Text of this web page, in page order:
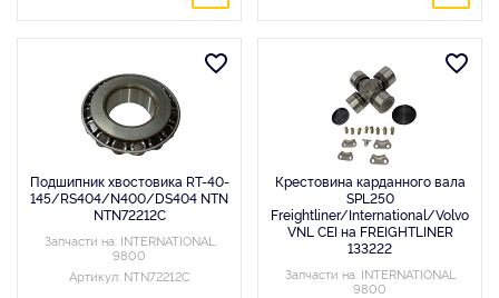
Подшипник хвостовика RT-40-
145/RS404/N400/DS404 NTN
NTN72212C
Запчасти на: INTERNATIONAL
9800
Артикул: NTN72212C
Крестовина карданного вала
SPL250
Freightliner/International/Volvo
VNL CEI на FREIGHTLINER
133222
Запчасти на: INTERNATIONAL
9800